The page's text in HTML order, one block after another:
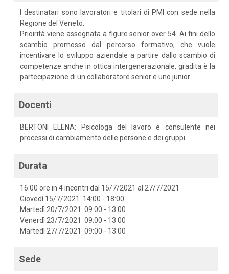
I destinatari sono lavoratori e titolari di PMI con sede nella
Regione del Veneto.
Prioirità viene assegnata a figure senior over 54. Ai fini dello
scambio promosso dal percorso formativo, che vuole
incentivare lo sviluppo aziendale a partire dallo scambio di
competenze anche in ottica intergenerazionale, gradita è la
partecipazione di un collaboratore senior e uno junior.
Docenti
BERTONI ELENA: Psicologa del lavoro e consulente nei
processi di cambiamento delle persone e dei gruppi
Durata
16:00 ore in 4 incontri dal 15/7/2021 al 27/7/2021
Giovedì 15/7/2021 14:00 - 18:00
Martedì 20/7/2021 09:00 - 13:00
Venerdì 23/7/2021 09:00 - 13:00
Martedì 27/7/2021 09:00 - 13:00
Sede